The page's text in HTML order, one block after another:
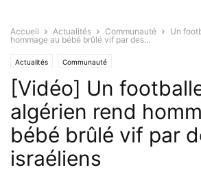
Accueil Actualités Communauté
Un
hommage au bébé brûlé vif par des...
Actualités Communauté
[Vidéo] Un
algérien rend
bébé brûlé vif par
israéliens